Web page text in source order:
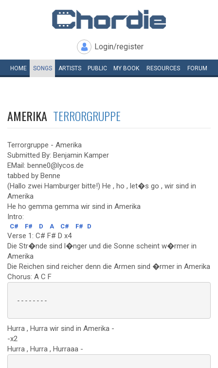
Login/register
HOME SONGS ARTISTS PUBLIC MY BOOK RESOURCES FORUM
AMERIKA TERRORGRUPPE
Terrorgruppe - Amerika
Submitted By: Benjamin Kamper
EMail: benne0@lycos.de
tabbed by Benne
(Hallo zwei Hamburger bitte!) He , ho , let�s go , wir sind in
Amerika
He ho gemma gemma wir sind in Amerika
Intro:
C# F# D A C# F# D
Verse 1: C# F# D x4
Die Str�nde sind l�nger und die Sonne scheint w�rmer in
Amerika
Die Reichen sind reicher denn die Armen sind �rmer in Amerika
Chorus: A C F
--------
Hurra , Hurra wir sind in Amerika -
-x2
Hurra , Hurra , Hurraaa -